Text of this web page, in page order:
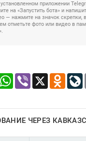
приложении
на «Запустить бота» и
— нажмите на значок скрепки,
отметьте фото или видео в
WhatsApp
Viber X
ЧЕРЕЗ